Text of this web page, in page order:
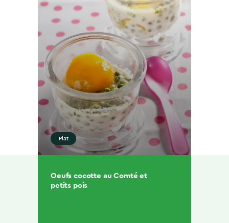
Plat
Oeufs cocotte au Comté et
petits pois